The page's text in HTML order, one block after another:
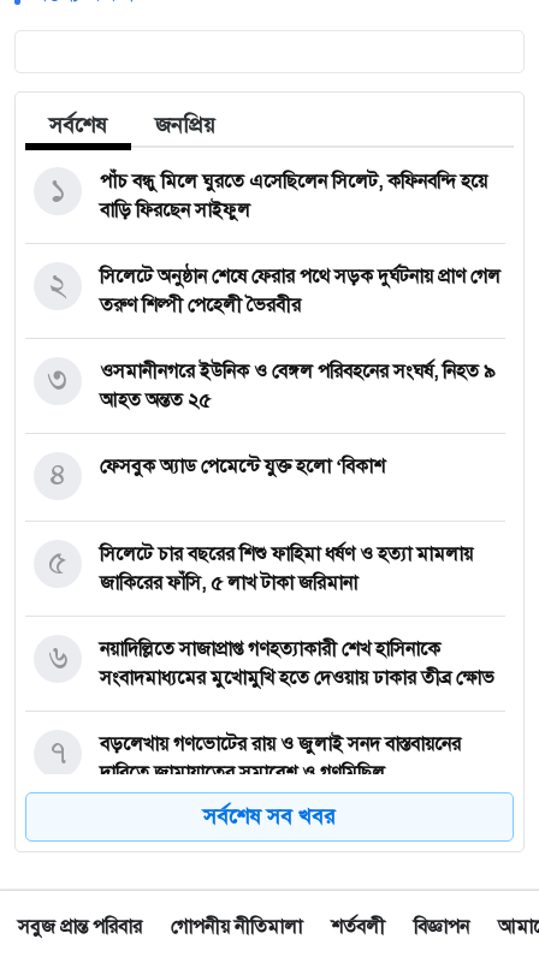
সর্বশেষ জনপ্রিয়
পাঁচ বন্ধু মিলে ঘুরতে এসেছিলেন সিলেট, কফিনবন্দি হয়ে
বাড়ি ফিরছেন সাইফুল
১
সিলেটে অনুষ্ঠান শেষে ফেরার পথে সড়ক দুর্ঘটনায় প্রাণ গেল
তরুণ শিল্পী পেহেলী ভৈরবীর
২
ওসমানীনগরে ইউনিক ও বেঙ্গল পরিবহনের সংঘর্ষ, নিহত ৯
আহত অন্তত ২৫
৩
ফেসবুক অ্যাড পেমেন্টে যুক্ত হলো ‘বিকাশ
৪
সিলেটে চার বছরের শিশু ফাহিমা ধর্ষণ ও হত্যা মামলায়
জাকিরের ফাঁসি, ৫ লাখ টাকা জরিমানা
৫
নয়াদিল্লিতে সাজাপ্রাপ্ত গণহত্যাকারী শেখ হাসিনাকে
সংবাদমাধ্যমের মুখোমুখি হতে দেওয়ায় ঢাকার তীব্র ক্ষোভ
৬
বড়লেখায় গণভোটের রায় ও জুলাই সনদ বাস্তবায়নের
দাবিতে জামায়াতের সমাবেশ ও গণমিছিল
৭
গোয়াইনঘাটে ১৭০ বোতল ভারতীয় ইস্কাফ কফ সিরাপ
৮
জুলাই গণঅভ্যুত্থান দিবস উপলক্ষে জকিগঞ্জে আলোচনা
৯
সর্বশেষ সব খবর
সবুজ প্রান্ত পরিবার গোপনীয় নীতিমালা শর্তবলী বিজ্ঞাপন